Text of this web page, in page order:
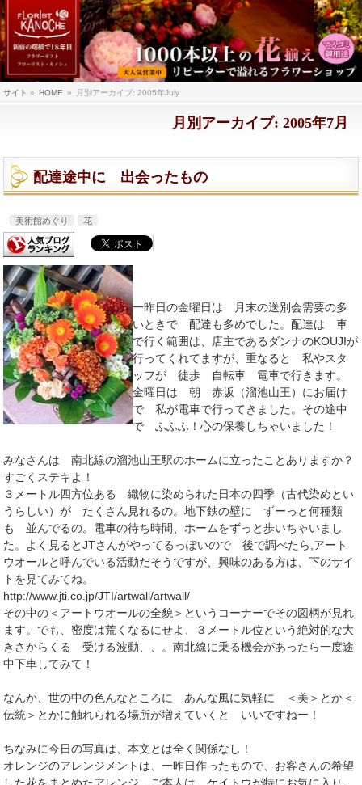
サイト » HOME » 月別アーカイブ: 2005年July
月別アーカイブ: 2005年7月
配達途中に 出会ったもの
美術館めぐり 花
一昨日の金曜日は 月末の送別会需要の多
いときで 配達も多めでした。配達は 車
で行く範囲は、店主であるダンナのKOUJIが
行ってくれてますが、重なると 私やスタ
ッフが 徒歩 自転車 電車で行きます。
金曜日は 朝 赤坂（溜池山王）にお届け
で 私が電車で行ってきました。その途中
で ふふふ！心の保養しちゃいました！
みなさんは 南北線の溜池山王駅のホームに立ったことありますか？
すごくステキよ！
３メートル四方位ある 織物に染められた日本の四季（古代染めとい
うらしい）が たくさん見れるの。地下鉄の壁に ずーっと何種類
も 並んでるの。電車の待ち時間、ホームをずっと歩いちゃいまし
た。よく見るとJTさんがやってるっぽいので 後で調べたら,アート
ウオールと呼んでいる活動だそうですが、興味のある方は、下のサイ
トを見てみてね。
http://www.jti.co.jp/JTI/artwall/artwall/
その中の＜アートウオールの全貌＞というコーナーでその図柄が見れ
ます。でも、密度は荒くなるにせよ、３メートル位という絶対的な大
きさからくる 受ける波動、、。南北線に乗る機会があったら一度途
中下車してみて！
なんか、世の中の色んなところに あんな風に気軽に ＜美＞とか＜
伝統＞とかに触れられる場所が増えていくと いいですねー！
ちなみに今日の写真は、本文とは全く関係なし！
オレンジのアレンジメントは、一昨日作ったもので、お客さんの希望